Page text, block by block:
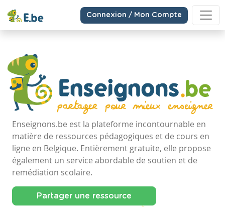
Connexion / Mon Compte
Enseignons.be est la plateforme incontournable en
matière de ressources pédagogiques et de cours en
ligne en Belgique. Entièrement gratuite, elle propose
également un service abordable de soutien et de
remédiation scolaire.
Partager une ressource